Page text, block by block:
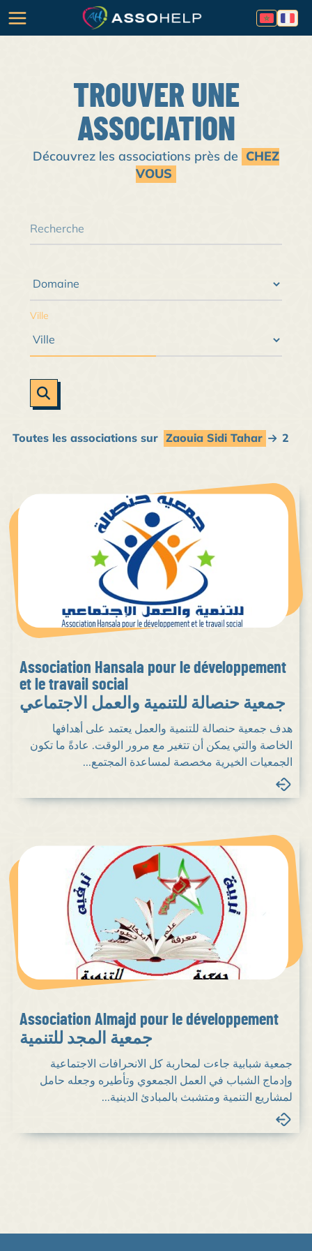
TROUVER UNE
ASSOCIATION
Découvrez les associations près de CHEZ
VOUS
Ville
Toutes les associations sur Zaouia Sidi Tahar 2
Association Hansala pour le développement
et le travail social
جمعية حنصالة للتنمية والعمل الاجتماعي
هدف جمعية حنصالة للتنمية والعمل يعتمد على أهدافها
الخاصة والتي يمكن أن تتغير مع مرور الوقت. عادةً ما تكون
الجمعيات الخيرية مخصصة لمساعدة المجتمع...
Association Almajd pour le développement
جمعية المجد للتنمية
جمعية شبابية جاءت لمحاربة كل الانحرافات الاجتماعية
وإدماج الشباب في العمل الجمعوي وتأطيره وجعله حامل
لمشاريع التنمية ومتشبث بالمبادئ الدينية...